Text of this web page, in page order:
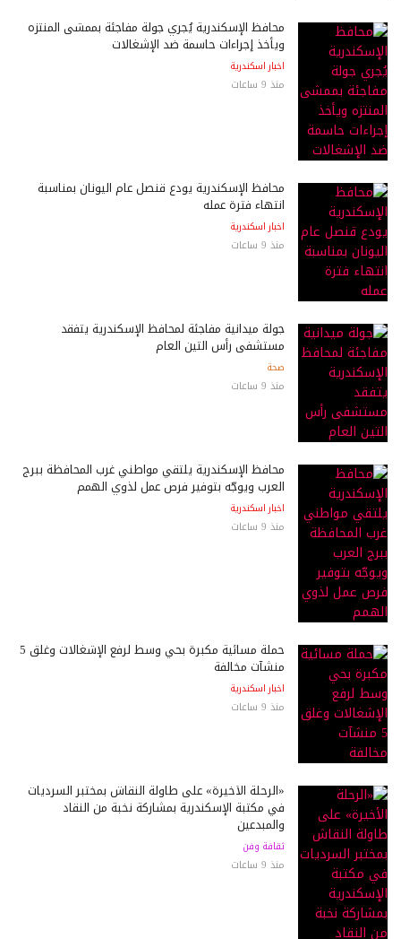
محافظ الإسكندرية يُجري جولة مفاجئة بممشى المنتزه
ويأخذ إجراءات حاسمة ضد الإشغالات
اخبار اسكندرية
منذ 9 ساعات
محافظ الإسكندرية يودع قنصل عام اليونان بمناسبة
انتهاء فترة عمله
اخبار اسكندرية
منذ 9 ساعات
جولة ميدانية مفاجئة لمحافظ الإسكندرية يتفقد
مستشفى رأس التين العام
صحة
منذ 9 ساعات
محافظ الإسكندرية يلتقي مواطني غرب المحافظة ببرج
العرب ويوجّه بتوفير فرص عمل لذوي الهمم
اخبار اسكندرية
منذ 9 ساعات
حملة مسائية مكبرة بحي وسط لرفع الإشغالات وغلق 5
منشآت مخالفة
اخبار اسكندرية
منذ 9 ساعات
«الرحلة الأخيرة» على طاولة النقاش بمختبر السرديات
في مكتبة الإسكندرية بمشاركة نخبة من النقاد
والمبدعين
ثقافة وفن
منذ 9 ساعات